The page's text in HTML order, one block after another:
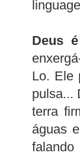
Deus
Lo. Ele
pulsa...
terra
águas